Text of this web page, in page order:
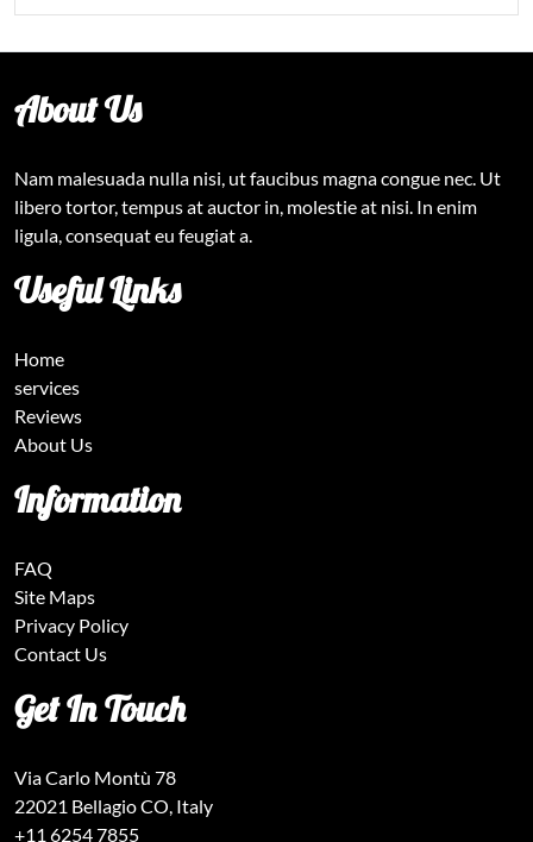
About Us
Nam malesuada nulla nisi, ut faucibus magna congue nec. Ut
libero tortor, tempus at auctor in, molestie at nisi. In enim
ligula, consequat eu feugiat a.
Useful Links
Home
services
Reviews
About Us
Information
FAQ
Site Maps
Privacy Policy
Contact Us
Get In Touch
Via Carlo Montù 78
22021 Bellagio CO, Italy
+11 6254 7855